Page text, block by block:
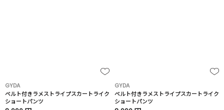
GYDA
ベルト付きラメストライプスカートライク
ショートパンツ
GYDA
ベルト付きラメストライプスカートライク
ショートパンツ